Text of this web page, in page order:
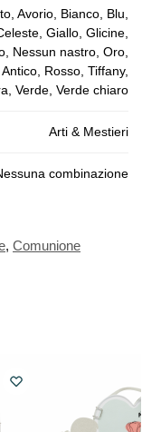
Avorio, Bianco, Blu,
Giallo, Glicine,
Nessun nastro, Oro,
Rosso, Tiffany,
Verde, Verde chiaro
Arti & Mestieri
combinazione
, Comunione